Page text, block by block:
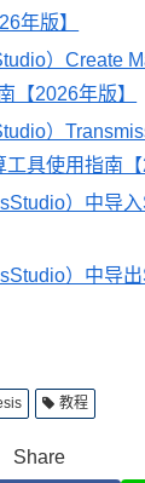
年版】
）Create
【2026年版】
）
具使用指南【
）中导
）中导
教程
Share